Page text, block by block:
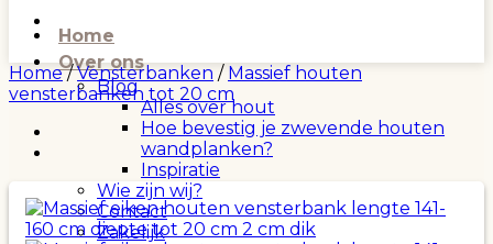
Home
Over ons
Blog
Alles over hout
Hoe bevestig je zwevende houten
wandplanken?
Inspiratie
Wie zijn wij?
Contact
Zakelijk
Home / Vensterbanken / Massief houten
vensterbanken tot 20 cm